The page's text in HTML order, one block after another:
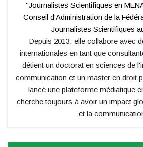
"Journalistes Scientifiques en
Conseil d'Administration de la
Journalistes Scientifiques
Depuis 2013, elle collabore avec
internationales en tant que
détient un doctorat en sciences de
communication et un master en droit
lancé une plateforme médiatique
cherche toujours à avoir un impact
et la